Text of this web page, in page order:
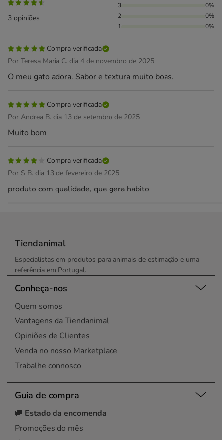
3 opiniões
3
0%
2
0%
1
0%
Compra verificada
Por Teresa Maria C. dia 4 de novembro de 2025
O meu gato adora. Sabor e textura muito boas.
Compra verificada
Por Andrea B. dia 13 de setembro de 2025
Muito bom
Compra verificada
Por S B. dia 13 de fevereiro de 2025
produto com qualidade, que gera habito
Tiendanimal
Especialistas em produtos para animais de estimação e uma
referência em Portugal.
Conheça-nos
Quem somos
Vantagens da Tiendanimal
Opiniões de Clientes
Venda no nosso Marketplace
Trabalhe connosco
Guia de compra
🚚 Estado da encomenda
Promoções do mês